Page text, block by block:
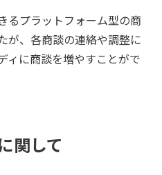
るプラットフォーム型の商
が、各商談の連絡や調整に
ィに商談を増やすことがで
関して